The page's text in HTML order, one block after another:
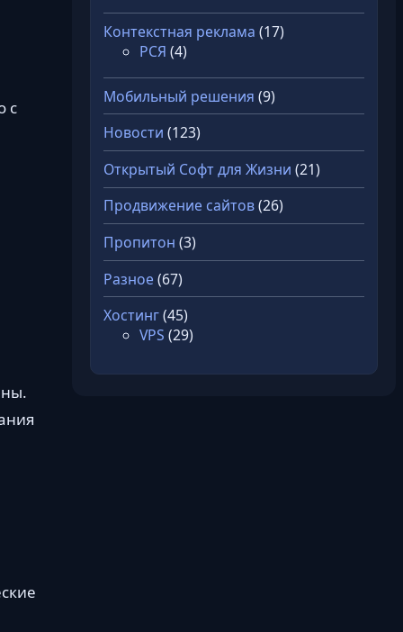
с
Контекстная реклама (17)
РСЯ (4)
Мобильный решения (9)
Новости (123)
Открытый Софт для Жизни (21)
Продвижение сайтов(26)
Пропитон (3)
Разное (67)
Хостинг(45)
VPS (29)